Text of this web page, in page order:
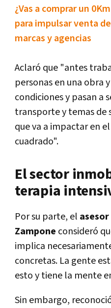
¿Vas a comprar un
para impulsar venta
marcas y agencias
Aclaró que "antes
personas en una obra
condiciones y pasan a
transporte y temas de
que va a impactar en el
cuadrado".
El sector
terapia
Por su parte, el
Zampone consideró
implica
concretas. La gente
esto y tiene la mente
Sin embargo,